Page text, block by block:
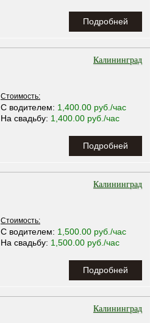
Подробней
Калининград
Стоимость:
С водителем: 1,400.00 руб./час
На свадьбу: 1,400.00 руб./час
Подробней
Калининград
Стоимость:
С водителем: 1,500.00 руб./час
На свадьбу: 1,500.00 руб./час
Подробней
Калининград